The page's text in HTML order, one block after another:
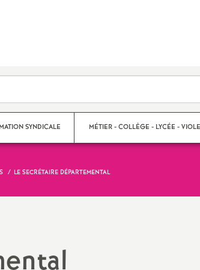
SYNDICALE MÉTIER - COLLÈGE - LYCÉE -
LE SECRÉTAIRE DÉPARTEMENTAL